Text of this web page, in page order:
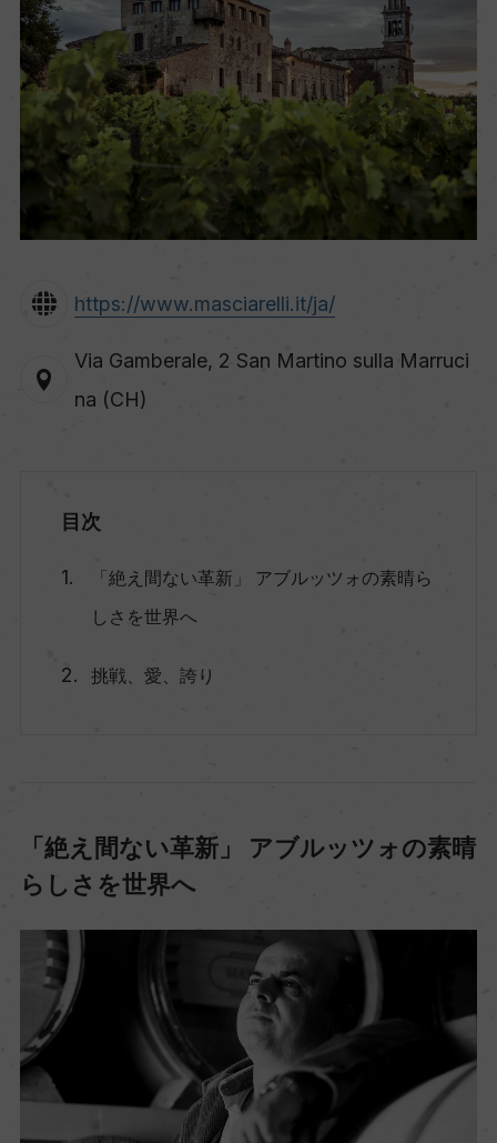
https://www.masciarelli.it/ja/
Via Gamberale, 2 San Martino sulla Marruci
na (CH)
目次
「絶え間ない革新」 アブルッツォの素晴ら
しさを世界へ
挑戦、愛、誇り
「絶え間ない革新」 アブルッツォの素晴
らしさを世界へ